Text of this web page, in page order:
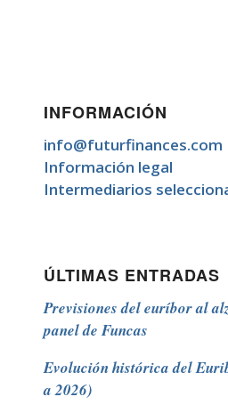
INFORMACIÓN
info@futurfinances.com
Información legal
Intermediarios
ÚLTIMAS ENTRADAS
Previsiones del euríbor al
panel de Funcas
Evolución histórica del
a 2026)